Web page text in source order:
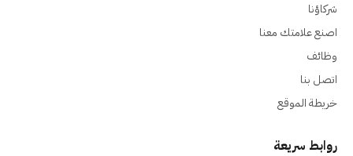
شركاؤنا
اصنع علامتك معنا
وظائف
اتصل بنا
خريطة الموقع
روابط سريعة